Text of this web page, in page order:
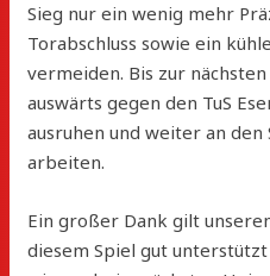
Sieg nur ein wenig mehr
Torabschluss sowie ein
vermeiden. Bis zur
auswärts gegen den TuS
ausruhen und weiter an den
arbeiten.
Ein großer Dank gilt
diesem Spiel gut